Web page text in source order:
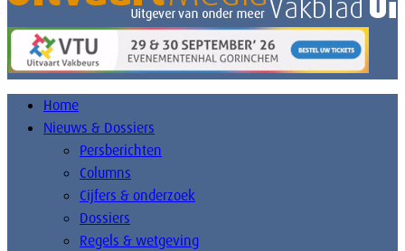
Home
Nieuws & Dossiers
Persberichten
Columns
Cijfers & onderzoek
Dossiers
Regels & wetgeving